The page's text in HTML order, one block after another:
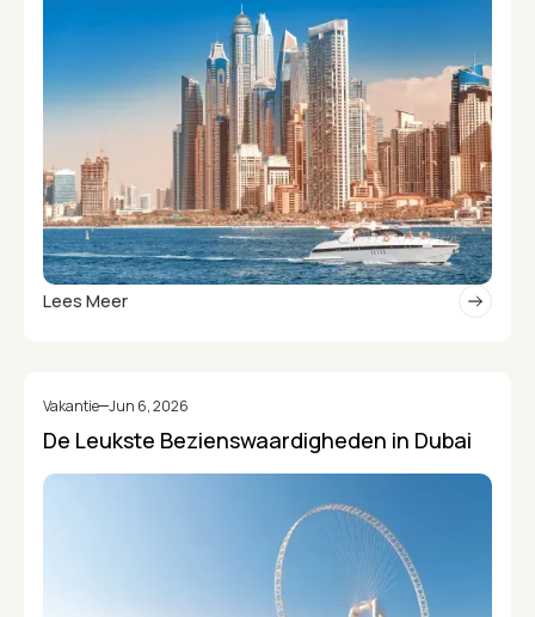
Lees Meer
Vakantie Jun 6, 2026
De Leukste Bezienswaardigheden in Dubai